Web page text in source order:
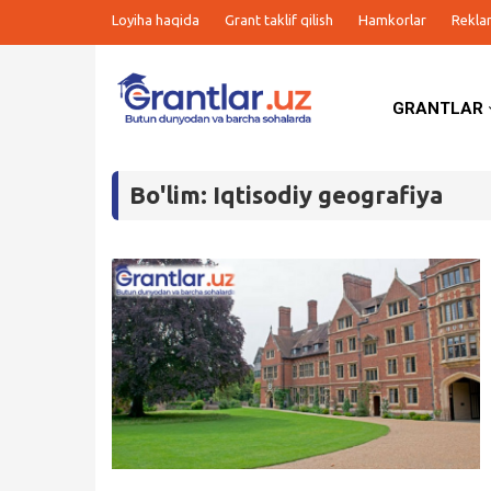
Loyiha haqida Grant taklif qilish Hamkorlar
GRANTLAR
Bo'lim: Iqtisodiy geografiya